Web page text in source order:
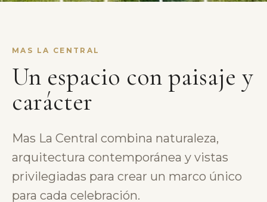
MAS LA CENTRAL
Un espacio con paisaje y
carácter
Mas La Central combina naturaleza,
arquitectura contemporánea y vistas
privilegiadas para crear un marco único
para cada celebración.